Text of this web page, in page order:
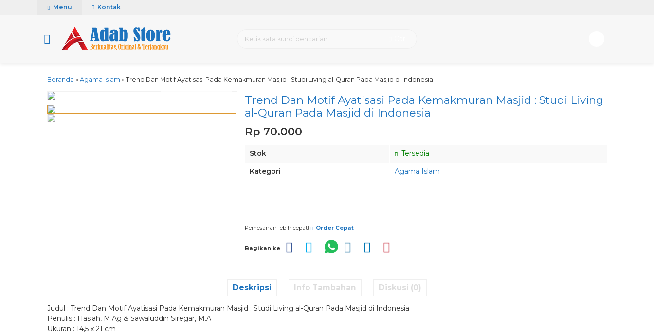
Menu Kontak
Beranda » Agama Islam » Trend Dan Motif Ayatisasi Pada Kemakmuran Masjid : Studi Living al-Quran Pada Masjid di Indonesia
Trend Dan Motif Ayatisasi Pada Kemakmuran Masjid : Studi Living
al-Quran Pada Masjid di Indonesia
Rp 70.000
Stok Tersedia
Kategori Agama Islam
Pemesanan lebih cepat! Order Cepat
Bagikan ke
Deskripsi Info Tambahan Diskusi (0)
Judul : Trend Dan Motif Ayatisasi Pada Kemakmuran Masjid : Studi Living al-Quran Pada Masjid di Indonesia
Penulis : Hasiah, M.Ag & Sawaluddin Siregar, M.A
Ukuran : 14,5 x 21 cm